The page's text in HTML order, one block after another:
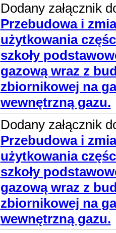
Dodany załącznik
Przebudowa i
użytkowania
szkoły
gazową wraz z
zbiornikowej na
wewnętrzną gazu.
Dodany załącznik
Przebudowa i
użytkowania
szkoły
gazową wraz z
zbiornikowej na
wewnętrzną gazu.